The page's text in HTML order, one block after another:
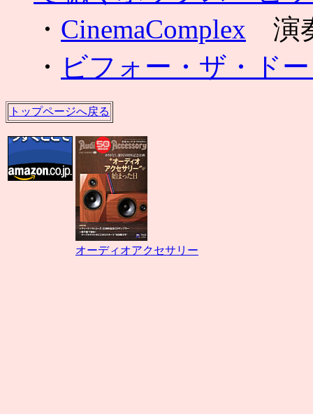
・ CinemaComplex 演
・ ビフォー・ザ・ド
トップページへ戻る
オーディオアクセサリー